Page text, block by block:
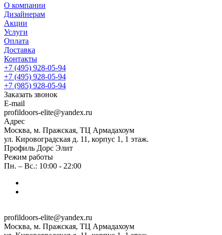
О компании
Дизайнерам
Акции
Услуги
Оплата
Доставка
Контакты
+7 (495) 928-05-94
+7 (495) 928-05-94
+7 (985) 928-05-94
Заказать звонок
E-mail
profildoors-elite@yandex.ru
Адрес
Москва, м. Пражская, ТЦ Армадахоум
ул. Кировоградская д. 11, корпус 1, 1 этаж.
Профиль Дорс Элит
Режим работы
Пн. – Вс.: 10:00 - 22:00
profildoors-elite@yandex.ru
Москва, м. Пражская, ТЦ Армадахоум